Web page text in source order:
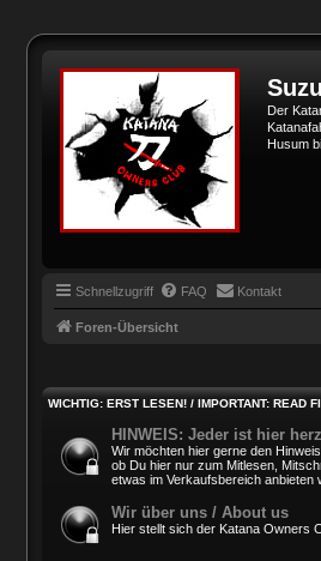
Der
Husum
Schnellzugriff FAQ Kontakt
Foren-Übersicht
WICHTIG: ERST LESEN! / IMPORTANT: READ
HINWEIS: Jeder ist hier
Wir möchten hier gerne den
ob Du hier nur zum Mitlesen,
etwas im Verkaufsbereich anbieten
Wir über uns / About us
Hier stellt sich der Katana Owners